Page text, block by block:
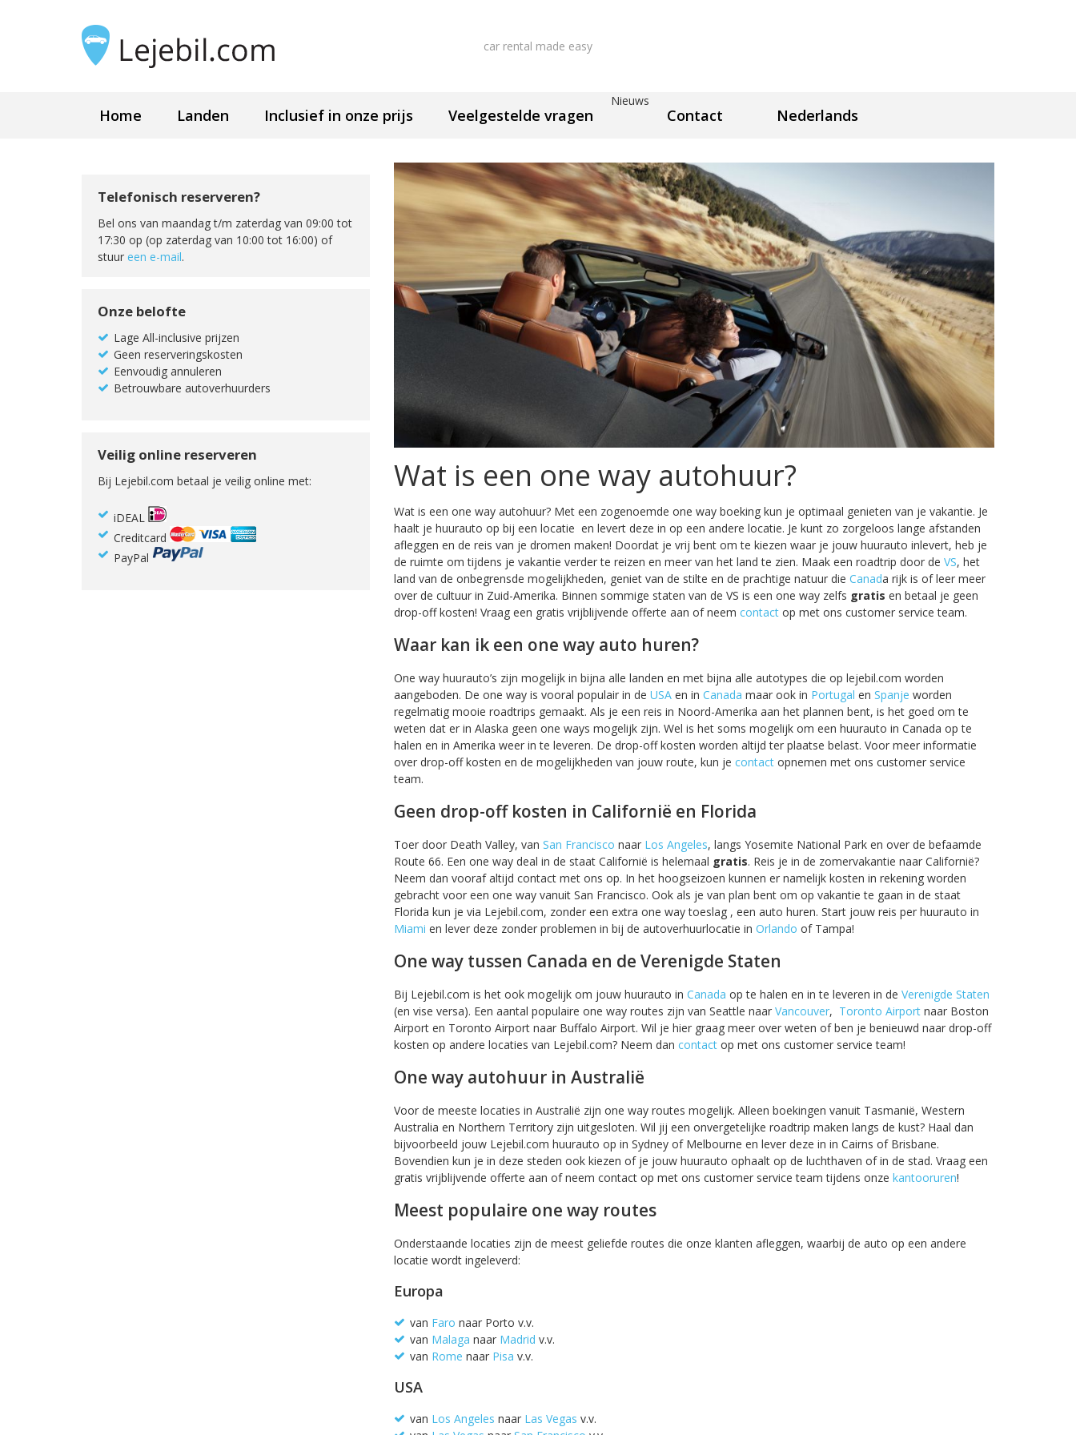
car rental made easy
Home Landen Inclusief in onze prijs Veelgestelde vragen
Nieuws
Contact Nederlands
Telefonisch reserveren?
Bel ons van maandag t/m zaterdag van 09:00 tot
17:30 op (op zaterdag van 10:00 tot 16:00) of
stuur een e-mail.
Onze belofte
Lage All-inclusive prijzen
Geen reserveringskosten
Eenvoudig annuleren
Betrouwbare autoverhuurders
Veilig online reserveren
Bij Lejebil.com betaal je veilig online met:
iDEAL
Creditcard
PayPal
Wat is een one way autohuur?
Wat is een one way autohuur? Met een zogenoemde one way boeking kun je optimaal genieten van je vakantie. Je
haalt je huurauto op bij een locatie en levert deze in op een andere locatie. Je kunt zo zorgeloos lange afstanden
afleggen en de reis van je dromen maken! Doordat je vrij bent om te kiezen waar je jouw huurauto inlevert, heb je
de ruimte om tijdens je vakantie verder te reizen en meer van het land te zien. Maak een roadtrip door de VS, het
land van de onbegrensde mogelijkheden, geniet van de stilte en de prachtige natuur die Canada rijk is of leer meer
over de cultuur in Zuid-Amerika. Binnen sommige staten van de VS is een one way zelfs gratis en betaal je geen
drop-off kosten! Vraag een gratis vrijblijvende offerte aan of neem contact op met ons customer service team.
Waar kan ik een one way auto huren?
One way huurauto’s zijn mogelijk in bijna alle landen en met bijna alle autotypes die op lejebil.com worden
aangeboden. De one way is vooral populair in de USA en in Canada maar ook in Portugal en Spanje worden
regelmatig mooie roadtrips gemaakt. Als je een reis in Noord-Amerika aan het plannen bent, is het goed om te
weten dat er in Alaska geen one ways mogelijk zijn. Wel is het soms mogelijk om een huurauto in Canada op te
halen en in Amerika weer in te leveren. De drop-off kosten worden altijd ter plaatse belast. Voor meer informatie
over drop-off kosten en de mogelijkheden van jouw route, kun je contact opnemen met ons customer service
team.
Geen drop-off kosten in Californië en Florida
Toer door Death Valley, van San Francisco naar Los Angeles, langs Yosemite National Park en over de befaamde
Route 66. Een one way deal in de staat Californië is helemaal gratis. Reis je in de zomervakantie naar Californië?
Neem dan vooraf altijd contact met ons op. In het hoogseizoen kunnen er namelijk kosten in rekening worden
gebracht voor een one way vanuit San Francisco. Ook als je van plan bent om op vakantie te gaan in de staat
Florida kun je via Lejebil.com, zonder een extra one way toeslag , een auto huren. Start jouw reis per huurauto in
Miami en lever deze zonder problemen in bij de autoverhuurlocatie in Orlando of Tampa!
One way tussen Canada en de Verenigde Staten
Bij Lejebil.com is het ook mogelijk om jouw huurauto in Canada op te halen en in te leveren in de Verenigde Staten
(en vise versa). Een aantal populaire one way routes zijn van Seattle naar Vancouver, Toronto Airport naar Boston
Airport en Toronto Airport naar Buffalo Airport. Wil je hier graag meer over weten of ben je benieuwd naar drop-off
kosten op andere locaties van Lejebil.com? Neem dan contact op met ons customer service team!
One way autohuur in Australië
Voor de meeste locaties in Australië zijn one way routes mogelijk. Alleen boekingen vanuit Tasmanië, Western
Australia en Northern Territory zijn uitgesloten. Wil jij een onvergetelijke roadtrip maken langs de kust? Haal dan
bijvoorbeeld jouw Lejebil.com huurauto op in Sydney of Melbourne en lever deze in in Cairns of Brisbane.
Bovendien kun je in deze steden ook kiezen of je jouw huurauto ophaalt op de luchthaven of in de stad. Vraag een
gratis vrijblijvende offerte aan of neem contact op met ons customer service team tijdens onze kantooruren!
Meest populaire one way routes
Onderstaande locaties zijn de meest geliefde routes die onze klanten afleggen, waarbij de auto op een andere
locatie wordt ingeleverd:
Europa
van Faro naar Porto v.v.
van Malaga naar Madrid v.v.
van Rome naar Pisa v.v.
USA
van Los Angeles naar Las Vegas v.v.